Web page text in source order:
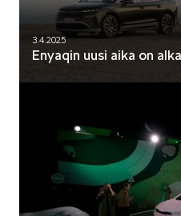
3.4.2025
Enyaqin uusi aika on